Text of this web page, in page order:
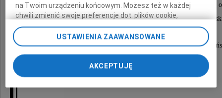
Msza Święta za Zmarłą odbędzie się 26 czerwca 2020 roku
w kościele pw. Chrystusa Zbawiciela, ul. Pegaza
Pogrzeb odbędzie się o godz. 12.30 na Cmentarzu w
Pozostanie zawsze w naszej pamięci
na Twoim urządzeniu końcowym. Możesz też w każdej
chwili zmienić swoje preferencje dot. plików cookie,
ponownie wywołując narzędzie do zarządzania Twoimi
preferencjami dot. przetwarzania danych poprzez
odnośnik „Ustawienia prywatności” w stopce serwisu i
przechodząc do sekcji „Ustawienia zaawansowane”.
Zmiana ustawień plików cookie możliwa jest także za
pomocą ustawień przeglądarki.
USTAWIENIA ZAAWANSOWANE
AKCEPTUJĘ